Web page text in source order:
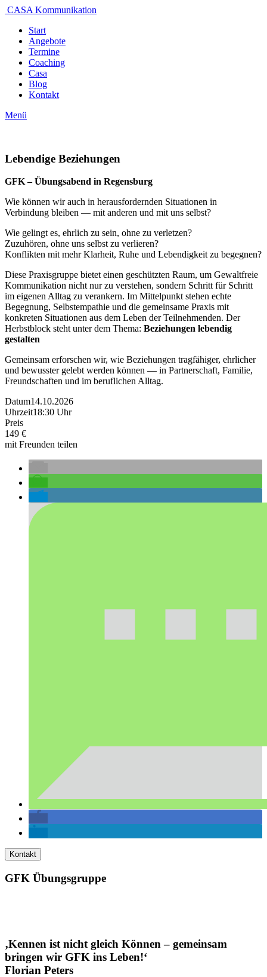
CASA Kommunikation
Start
Angebote
Termine
Coaching
Casa
Blog
Kontakt
Menü
Lebendige Beziehungen
GFK – Übungsabend in Regensburg
Wie können wir auch in herausfordernden Situationen in
Verbindung bleiben — mit anderen und mit uns selbst?
Wie gelingt es, ehrlich zu sein, ohne zu verletzen?
Zuzuhören, ohne uns selbst zu verlieren?
Konflikten mit mehr Klarheit, Ruhe und Lebendigkeit zu begegnen?
Diese Praxisgruppe bietet einen geschützten Raum, um Gewaltfreie
Kommunikation nicht nur zu verstehen, sondern Schritt für Schritt
im eigenen Alltag zu verankern. Im Mittelpunkt stehen echte
Begegnung, Selbstempathie und die gemeinsame Praxis mit
konkreten Situationen aus dem Leben der Teilnehmenden. Der
Herbstblock steht unter dem Thema: Beziehungen lebendig
gestalten
Gemeinsam erforschen wir, wie Beziehungen tragfähiger, ehrlicher
und bewusster gelebt werden können — in Partnerschaft, Familie,
Freundschaften und im beruflichen Alltag.
Datum14.10.2026
Uhrzeit18:30 Uhr
Preis
149 €
mit Freunden teilen
Kontakt
GFK Übungsgruppe
‚Kennen ist nicht gleich Können – gemeinsam
bringen wir GFK ins Leben!‘
Florian Peters